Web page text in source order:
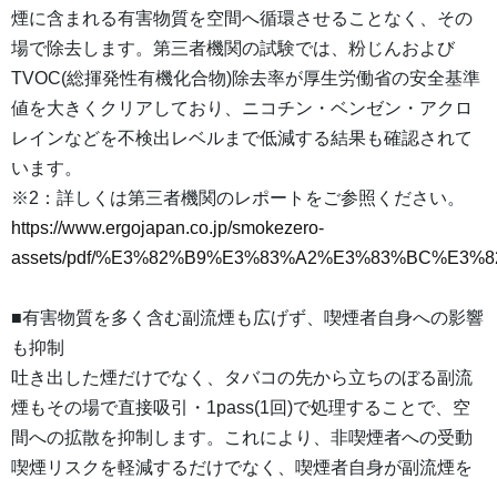
煙に含まれる有害物質を空間へ循環させることなく、その
場で除去します。第三者機関の試験では、粉じんおよび
TVOC(総揮発性有機化合物)除去率が厚生労働省の安全基準
値を大きくクリアしており、ニコチン・ベンゼン・アクロ
レインなどを不検出レベルまで低減する結果も確認されて
います。
※2：詳しくは第三者機関のレポートをご参照ください。
https://www.ergojapan.co.jp/smokezero-
assets/pdf/
■有害物質を多く含む副流煙も広げず、喫煙者自身への影響
も抑制
吐き出した煙だけでなく、タバコの先から立ちのぼる副流
煙もその場で直接吸引・1pass(1回)で処理することで、空
間への拡散を抑制します。これにより、非喫煙者への受動
喫煙リスクを軽減するだけでなく、喫煙者自身が副流煙を